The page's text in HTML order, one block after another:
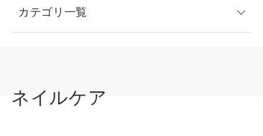
カテゴリ一覧
ネイルケア